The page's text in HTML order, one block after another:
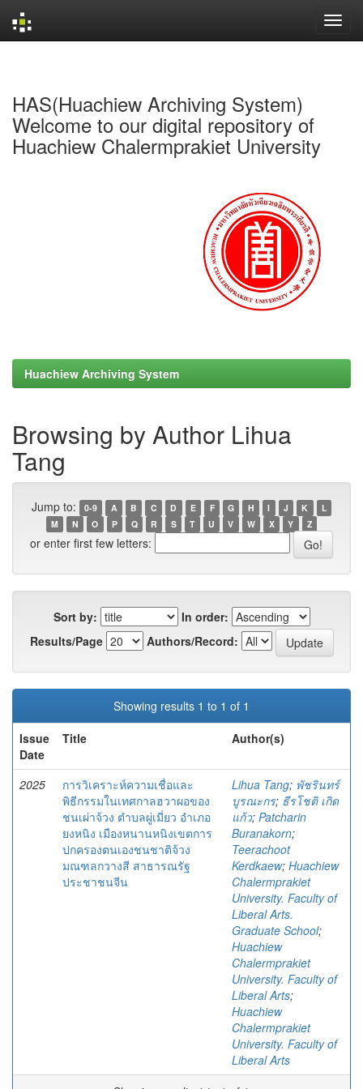
HAS(Huachiew Archiving System)
Welcome to our digital repository of
Huachiew Chalermprakiet University
Huachiew Archiving System
Browsing by Author Lihua
Tang
Jump to: 0-9 A B C D E F G H I J K
L
M
N O P Q R S T U V W X Y Z
or enter first few letters:
Sort by:
In order:
Results/Page
Authors/Record:
Showing results 1 to 1 of 1
Issue
Date
Title Author(s)
2025
การวิเคราะห์ความเชื่อและ
พิธีกรรมในเทศกาลฮวาผอของ
ชนเผ่าจ้วง ตําบลผู่เมี่ยว อําเภอ
ยงหนิง เมืองหนานหนิงเขตการ
ปกครองตนเองชนชาติจ้วง
มณฑลกวางสี สาธารณรัฐ
ประชาชนจีน
Lihua Tang; พัชรินทร์
บูรณะกร; ธีรโชติ เกิด
แก้ว; Patcharin
Buranakorn;
Teerachoot
Kerdkaew; Huachiew
Chalermprakiet
University. Faculty of
Liberal Arts.
Graduate School;
Huachiew
Chalermprakiet
University. Faculty of
Liberal Arts;
Huachiew
Chalermprakiet
University. Faculty of
Liberal Arts